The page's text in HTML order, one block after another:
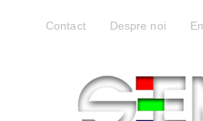
Contact Despre noi